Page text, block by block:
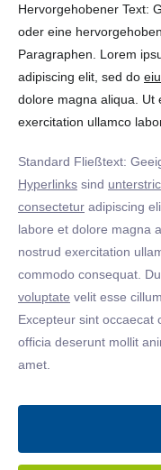
Hervorgehobener Text:
oder eine
Paragraphen. Lorem
adipiscing elit, sed do
dolore magna aliqua. Ut
exercitation ullamco
Standard Fließtext:
Hyperlinks sind
consectetur adipiscing
labore et dolore magna
nostrud exercitation
commodo consequat.
voluptate velit esse
Excepteur sint occaecat
officia deserunt mollit
amet.